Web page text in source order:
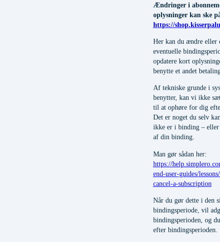
Ændringer i
oplysninger kan ske
https://
Her kan du ændre eller
eventuelle
opdatere kort
benytte et andet
Af tekniske grunde i
benytter, kan vi ikke
til at ophøre for dig
Det er noget du selv
ikke er i binding – eller
af din binding.
Man gør sådan her:
https://
end-user-guides/
cancel-a-subscription
Når du gør dette i den
bindingsperiode, vil
bindingsperioden, og
efter bindingsperioden.